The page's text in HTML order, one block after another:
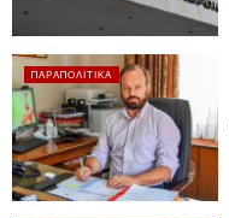
ΠΑΡΑΠΟΛΙΤΙΚΆ